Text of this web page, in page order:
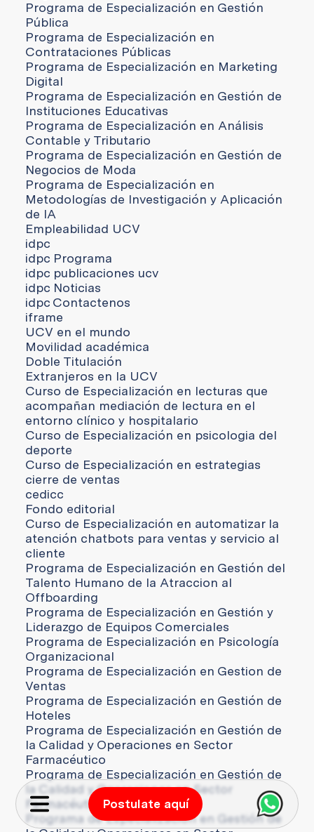
Programa de Especialización en Gestión
Pública
Programa de Especialización en
Contrataciones Públicas
Programa de Especialización en Marketing
Digital
Programa de Especialización en Gestión de
Instituciones Educativas
Programa de Especialización en Análisis
Contable y Tributario
Programa de Especialización en Gestión de
Negocios de Moda
Programa de Especialización en
Metodologías de Investigación y Aplicación
de IA
Empleabilidad UCV
idpc
idpc Programa
idpc publicaciones ucv
idpc Noticias
idpc Contactenos
iframe
UCV en el mundo
Movilidad académica
Doble Titulación
Extranjeros en la UCV
Curso de Especialización en lecturas que
acompañan mediación de lectura en el
entorno clínico y hospitalario
Curso de Especialización en psicologia del
deporte
Curso de Especialización en estrategias
cierre de ventas
cedicc
Fondo editorial
Curso de Especialización en automatizar la
atención chatbots para ventas y servicio al
cliente
Programa de Especialización en Gestión del
Talento Humano de la Atraccion al
Offboarding
Programa de Especialización en Gestión y
Liderazgo de Equipos Comerciales
Programa de Especialización en Psicología
Organizacional
Programa de Especialización en Gestion de
Ventas
Programa de Especialización en Gestión de
Hoteles
Programa de Especialización en Gestión de
la Calidad y Operaciones en Sector
Farmacéutico
Programa de Especialización en Gestión de
la Calidad y Operaciones en Sector
Farmacéutico
Programa de Especialización en Gestión de
Postulate aquí